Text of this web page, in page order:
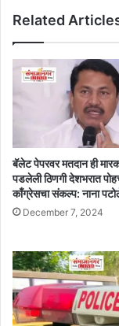
Related
बॅलेट पेपरवर मतदान ही
पडलेली ठिणगी देशभरात
काँग्रेसचा संकल्प: नाना
December 7, 2024